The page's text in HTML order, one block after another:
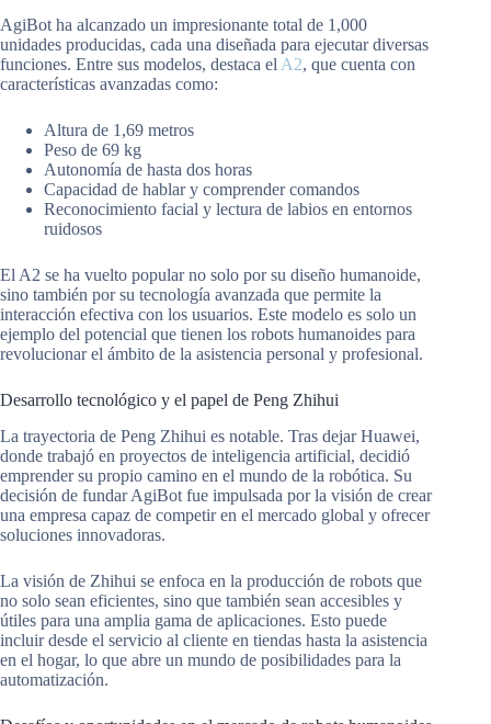
AgiBot ha alcanzado un impresionante total de 1,000
unidades producidas, cada una diseñada para ejecutar diversas
funciones. Entre sus modelos, destaca el A2, que cuenta con
características avanzadas como:
Altura de 1,69 metros
Peso de 69 kg
Autonomía de hasta dos horas
Capacidad de hablar y comprender comandos
Reconocimiento facial y lectura de labios en entornos
ruidosos
El A2 se ha vuelto popular no solo por su diseño humanoide,
sino también por su tecnología avanzada que permite la
interacción efectiva con los usuarios. Este modelo es solo un
ejemplo del potencial que tienen los robots humanoides para
revolucionar el ámbito de la asistencia personal y profesional.
Desarrollo tecnológico y el papel de Peng Zhihui
La trayectoria de Peng Zhihui es notable. Tras dejar Huawei,
donde trabajó en proyectos de inteligencia artificial, decidió
emprender su propio camino en el mundo de la robótica. Su
decisión de fundar AgiBot fue impulsada por la visión de crear
una empresa capaz de competir en el mercado global y ofrecer
soluciones innovadoras.
La visión de Zhihui se enfoca en la producción de robots que
no solo sean eficientes, sino que también sean accesibles y
útiles para una amplia gama de aplicaciones. Esto puede
incluir desde el servicio al cliente en tiendas hasta la asistencia
en el hogar, lo que abre un mundo de posibilidades para la
automatización.